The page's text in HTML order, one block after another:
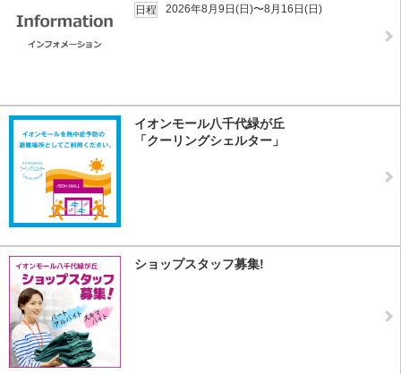
日程 2026年8月9日(日)〜8月16日(日)
イオンモール八千代緑が丘
「クーリングシェルター」
ショップスタッフ募集!